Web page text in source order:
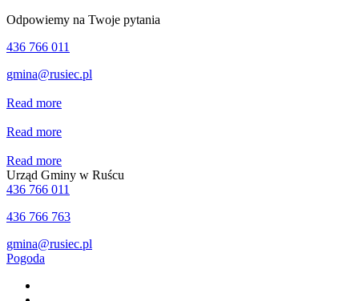
Odpowiemy na Twoje pytania
436 766 011
gmina@rusiec.pl
Read more
Read more
Read more
Urząd Gminy w Ruścu
436 766 011
436 766 763
gmina@rusiec.pl
Pogoda